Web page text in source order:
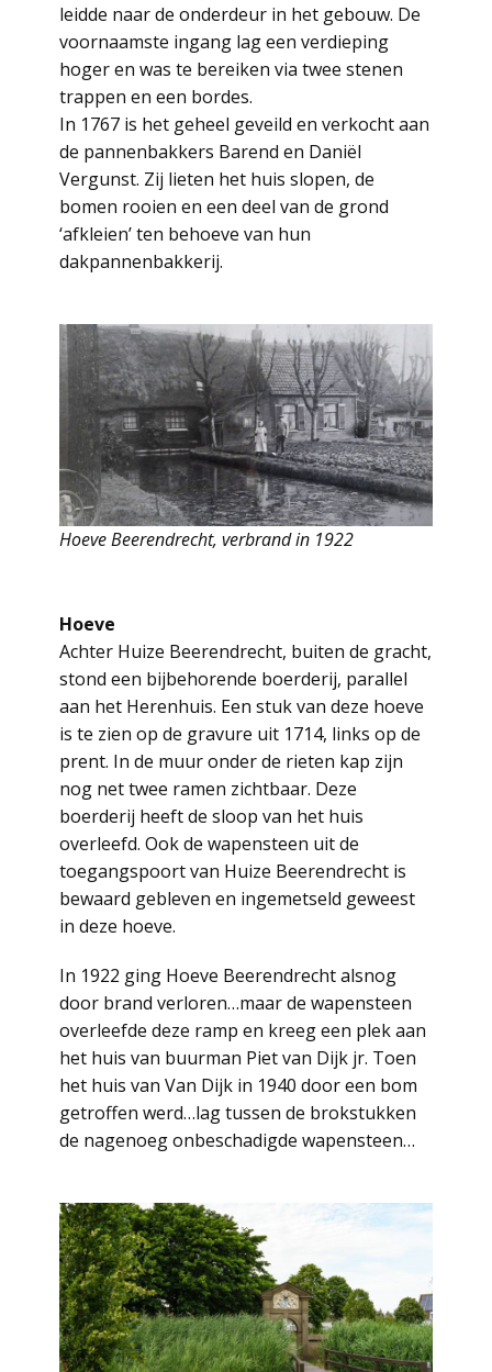
leidde naar de onderdeur in het gebouw. De
voornaamste ingang lag een verdieping
hoger en was te bereiken via twee stenen
trappen en een bordes.
In 1767 is het geheel geveild en verkocht aan
de pannenbakkers Barend en Daniël
Vergunst. Zij lieten het huis slopen, de
bomen rooien en een deel van de grond
‘afkleien’ ten behoeve van hun
dakpannenbakkerij.
Hoeve Beerendrecht, verbrand in 1922
Hoeve
Achter Huize Beerendrecht, buiten de gracht,
stond een bijbehorende boerderij, parallel
aan het Herenhuis. Een stuk van deze hoeve
is te zien op de gravure uit 1714, links op de
prent. In de muur onder de rieten kap zijn
nog net twee ramen zichtbaar. Deze
boerderij heeft de sloop van het huis
overleefd. Ook de wapensteen uit de
toegangspoort van Huize Beerendrecht is
bewaard gebleven en ingemetseld geweest
in deze hoeve.
In 1922 ging Hoeve Beerendrecht alsnog
door brand verloren…maar de wapensteen
overleefde deze ramp en kreeg een plek aan
het huis van buurman Piet van Dijk jr. Toen
het huis van Van Dijk in 1940 door een bom
getroffen werd…lag tussen de brokstukken
de nagenoeg onbeschadigde wapensteen…